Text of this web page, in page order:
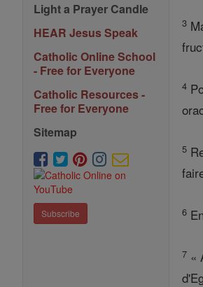
Light a Prayer Candle
HEAR Jesus Speak
Catholic Online School
- Free for Everyone
Catholic Resources -
Free for Everyone
Sitemap
Subscribe
3
4
5
6
7 «